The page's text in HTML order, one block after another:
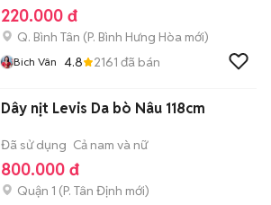
220.000 đ
Q. Bình Tân (P. Bình Hưng Hòa mới)
Bich Vân 4.8 2161 đã bán
Dây nịt Levis Da bò Nâu 118cm
Đã sử dụng Cả nam và nữ
800.000 đ
Quận 1 (P. Tân Định mới)